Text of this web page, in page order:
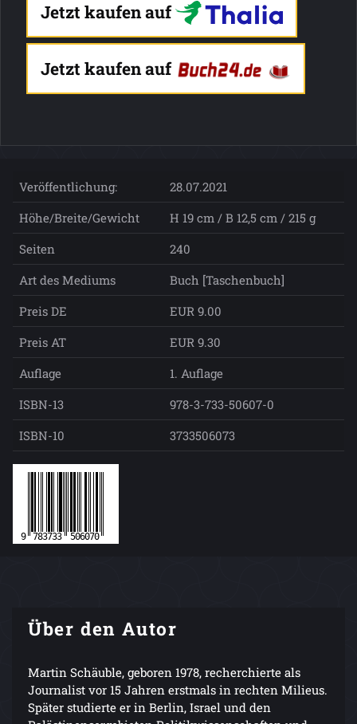
Jetzt kaufen auf
Jetzt kaufen auf
Veröffentlichung:
28.07.2021
Höhe/Breite/Gewicht
H 19 cm / B 12,5 cm / 215 g
Seiten
240
Art des Mediums
Buch [Taschenbuch]
Preis DE
EUR 9.00
Preis AT
EUR 9.30
Auflage
1. Auflage
ISBN-13
978-3-733-50607-0
ISBN-10
3733506073
Über den Autor
Martin Schäuble, geboren 1978, recherchierte als
Journalist vor 15 Jahren erstmals in rechten Milieus.
Später studierte er in Berlin, Israel und den